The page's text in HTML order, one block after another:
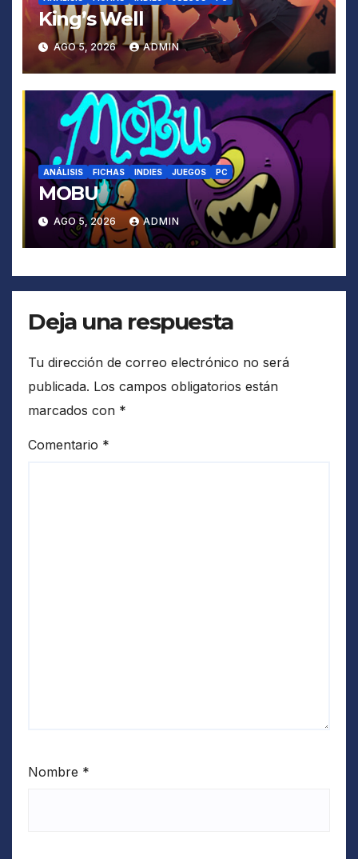
King’s Well
AGO 5, 2026 ADMIN
ANÁLISIS FICHAS INDIES JUEGOS PC
MOBU
AGO 5, 2026 ADMIN
Deja una respuesta
Tu dirección de correo electrónico no será
publicada. Los campos obligatorios están
marcados con *
Comentario *
Nombre *